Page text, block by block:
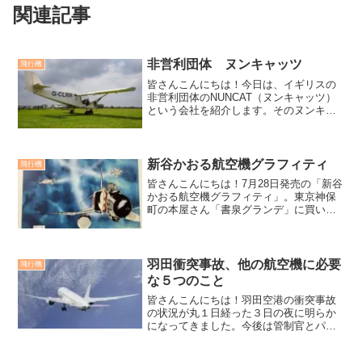
関連記事
飛行機 非営利団体 ヌンキャッツ
皆さんこんにちは！今日は、イギリスの
非営利団体のNUNCAT（ヌンキャッツ）
という会社を紹介します。そのヌンキャ
NUNCAT（ヌ...
飛行機 新谷かおる航空機グラフィティ
皆さんこんにちは！7月28日発売の「新谷
かおる航空機グラフィティ」。東京神保
町の本屋さん「書泉グランデ」に買いに
かおる氏の画集「新谷...
飛行機
羽田衝突事故、他の航空機に必要
な５つのこと
皆さんこんにちは！羽田空港の衝突事故
の状況が丸１日経った３日の夜に明らか
になってきました。今後は管制官とパイ